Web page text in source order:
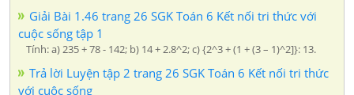
Giải Bài 1.46 trang 26 SGK Toán 6 Kết nối tri thức với
cuộc sống tập 1
Tính: a) 235 + 78 - 142; b) 14 + 2.8^2; c) {2^3 + (1 + (3 – 1)^2]}: 13.
Trả lời Luyện tập 2 trang 26 SGK Toán 6 Kết nối tri thức
với cuộc sống